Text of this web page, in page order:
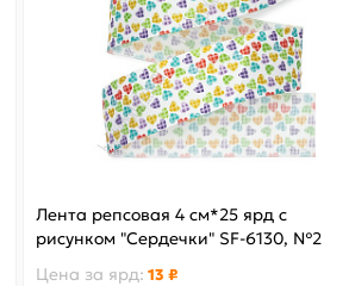
Лента репсовая 4 см*25 ярд с
рисунком "Сердечки" SF-6130, №2
Цена за ярд: 13 ₽